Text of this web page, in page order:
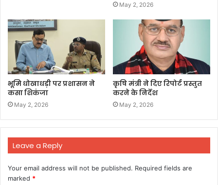
May 2, 2026
भूमि धोखाधड़ी पर प्रशासन ने
कसा शिकंजा
May 2, 2026
कृषि मंत्री ने दिए रिपोर्ट प्रस्तुत
करने के निर्देश
May 2, 2026
Leave a Reply
Your email address will not be published. Required fields are
marked *